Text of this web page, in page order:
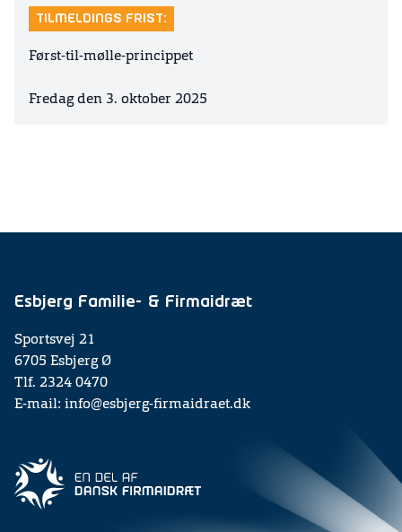
TILMELDINGS FRIST:
Først-til-mølle-princippet
Fredag den 3. oktober 2025
Esbjerg Familie- & Firmaidræt
Sportsvej 21
6705 Esbjerg Ø
Tlf. 2324 0470
E-mail: info@esbjerg-firmaidraet.dk